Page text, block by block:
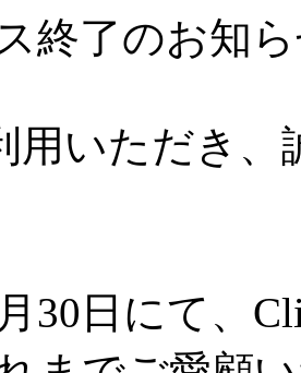
終了のお知
用いただき
30日にて、